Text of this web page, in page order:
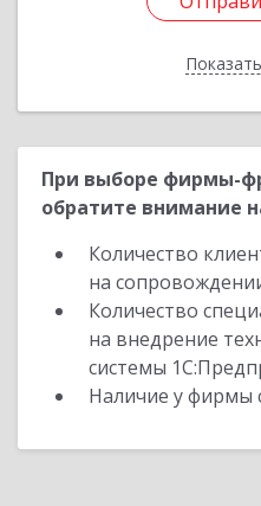
При выборе фирмы-
обратите внимание
Количество
на
Количество
на внедрение
системы
Наличие у фирмы